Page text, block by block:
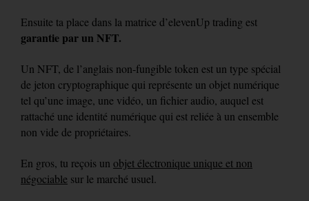
Ensuite ta place dans la matrice d’elevenUp trading est
garantie par un NFT.
Un NFT, de l’anglais non-fungible token est un type spécial
de jeton cryptographique qui représente un objet numérique
tel qu’une image, une vidéo, un fichier audio, auquel est
rattaché une identité numérique qui est reliée à un ensemble
non vide de propriétaires.
En gros, tu reçois un objet électronique unique et non
négociable sur le marché usuel.